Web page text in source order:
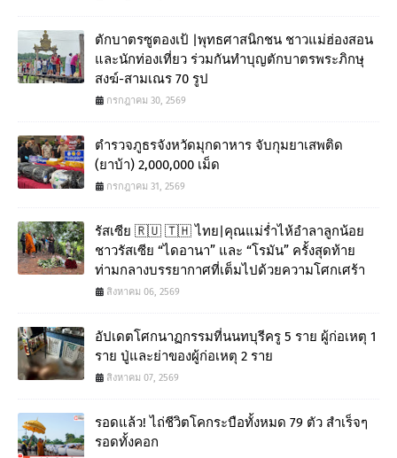
ตักบาตรซูตองเป้ |พุทธศาสนิกชน ชาวแม่ฮ่องสอน
และนักท่องเที่ยว ร่วมกันทำบุญตักบาตรพระภิกษุ
สงฆ์-สามเณร 70 รูป
กรกฎาคม 30, 2569
ตำรวจภูธรจังหวัดมุกดาหาร จับกุมยาเสพติด
(ยาบ้า) 2,000,000 เม็ด
กรกฎาคม 31, 2569
รัสเซีย 🇷🇺 🇹🇭 ไทย|คุณแม่ร่ำไห้อำลาลูกน้อย
ชาวรัสเซีย “ไดอานา” และ “โรมัน” ครั้งสุดท้าย
ท่ามกลางบรรยากาศที่เต็มไปด้วยความโศกเศร้า
สิงหาคม 06, 2569
อัปเดตโศกนาฏกรรมที่นนทบุรีครู 5 ราย ผู้ก่อเหตุ 1
ราย ปู่และย่าของผู้ก่อเหตุ 2 ราย
สิงหาคม 07, 2569
รอดแล้ว! ไถ่ชีวิตโคกระบือทั้งหมด 79 ตัว สำเร็จๆ
รอดทั้งคอก